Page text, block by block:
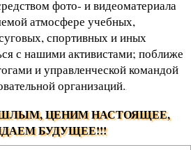
фото- и видеоматериала
атмосфере учебных,
спортивных и иных
с нашими активистами; поближе
и управленческой командой
организаций.
ЦЕНИМ НАСТОЯЩЕЕ,
БУДУЩЕЕ!!!